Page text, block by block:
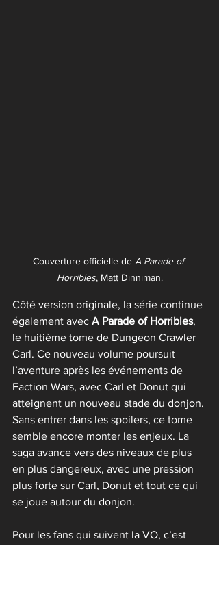
Couverture officielle de A Parade of
Horribles, Matt Dinniman.
Côté version originale, la série continue
également avec A Parade of Horribles,
le huitième tome de Dungeon Crawler
Carl. Ce nouveau volume poursuit
l’aventure après les événements de
Faction Wars, avec Carl et Donut qui
atteignent un nouveau stade du donjon.
Sans entrer dans les spoilers, ce tome
semble encore monter les enjeux. La
saga avance vers des niveaux de plus
en plus dangereux, avec une pression
plus forte sur Carl, Donut et tout ce qui
se joue autour du donjon.
Pour les fans qui suivent la VO, c’est